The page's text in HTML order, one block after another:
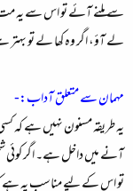
سے ملنے آئے تو اس سے یہ مت
لے آؤ، اگر وہ کھا لے تو
مہمان سے متعلق آداب:-
یہ طریقہ مسنون نہیں ہے کہ
آنے میں داخل ہے۔ اگر کوئی
تو اس کے لیے مناسب یہ